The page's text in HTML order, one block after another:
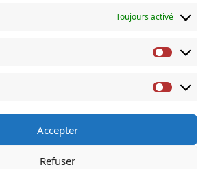
Toujours activé
Accepter
Refuser
Actus Blog
Contact
Mes Livres Politique De Cookies (UE)